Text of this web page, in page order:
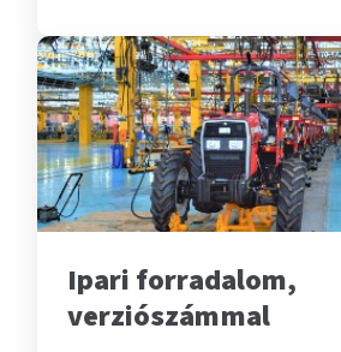
Ipari forradalom,
verziószámmal